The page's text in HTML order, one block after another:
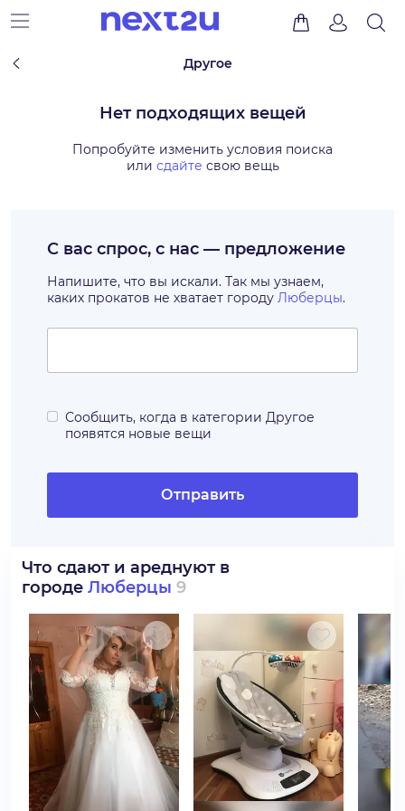
Другое
Нет подходящих вещей
Попробуйте изменить условия поиска
или сдайте свою вещь
С вас спрос, с нас — предложение
Напишите, что вы искали. Так мы узнаем,
каких прокатов не хватает городу Люберцы.
Сообщить, когда в категории Другое
появятся новые вещи
Отправить
Что сдают и ареднуют в
городе Люберцы 9